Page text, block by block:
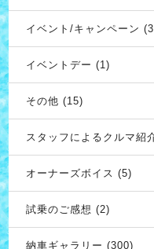
イベント/キャンペーン
イベントデー (1)
その他 (15)
スタッフによるクルマ紹
オーナーズボイス (5)
試乗のご感想 (2)
納車ギャラリー (300)